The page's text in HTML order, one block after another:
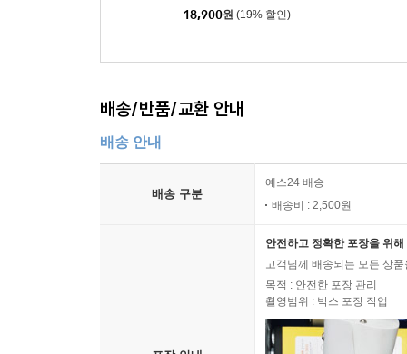
18,900원 (19% 할인)
배송/반품/교환 안내
배송 안내
배송 구분
예스24 배송
배송비 : 2,500원
안전하고 정확한 포장을 위
고객님께 배송되는 모든 상
목적 : 안전한 포장 관리
촬영범위 : 박스 포장 작업